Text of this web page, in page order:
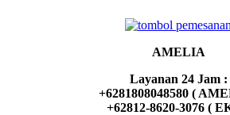
AMELIA
Layanan 24 Jam :
+6281808048580 (
+62812-8620-3076 (